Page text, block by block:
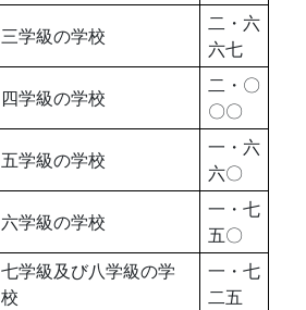
三学級の学校
二・六
六七
四学級の学校
二・〇
〇〇
五学級の学校
一・六
六〇
六学級の学校
一・七
五〇
七学級及び八学級の学
校
一・七
二五